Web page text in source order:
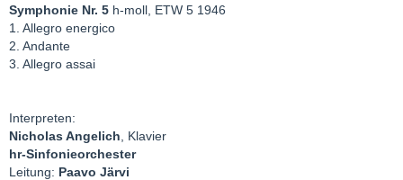
Symphonie Nr. 5 h-moll, ETW 5 1946
1. Allegro energico
2. Andante
3. Allegro assai
Interpreten:
Nicholas Angelich , Klavier
hr-Sinfonieorchester
Leitung: Paavo Järvi